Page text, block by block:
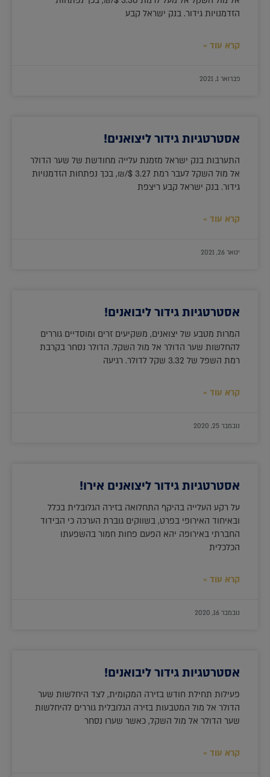
הזדמנויות גידור. בנק ישראל קבע
קרא עוד »
פברואר 1, 2021
אסטרטגיות גידור ליצואנים!
התערבות בנק ישראל מזמנת עלייה מחודשת של שער הדולר
אל מול השקל לעבר רמת 3.27 $/₪, בכך נפתחות הזדמנויות
גידור. בנק ישראל קבע ריצפת
קרא עוד »
ינואר 26, 2021
אסטרטגיות גידור ליבואנים!
המרות מטבע של יצואנים, משקיעים זרים ומוסדיים גוררים
להחלשות שער הדולר אל מול השקל. הדולר נסחר בקרבת
רמת השפל של 3.32 שקל לדולר. רגיעה
קרא עוד »
נובמבר 25, 2020
אסטרטגיות גידור ליצואנים אירו!
על רקע העלייה בהיקף התחלואה בזירה הגלובלית בכלל
ובאיחוד האירופי בפרט, בשווקים גוברת הערכה כי הבידוד
החברתי באירופה יהא הפעם פחות חמור בהשפעתו
הכלכלית
קרא עוד »
נובמבר 16, 2020
אסטרטגיות גידור ליבואנים!
פעילות תחילת חודש בזירה המקומית, לצד היחלשות שער
הדולר אל מול המטבעות בזירה הגלובלית גוררים להיחלשות
שער הדולר אל מול השקל, כאשר שערו נסחר
קרא עוד »